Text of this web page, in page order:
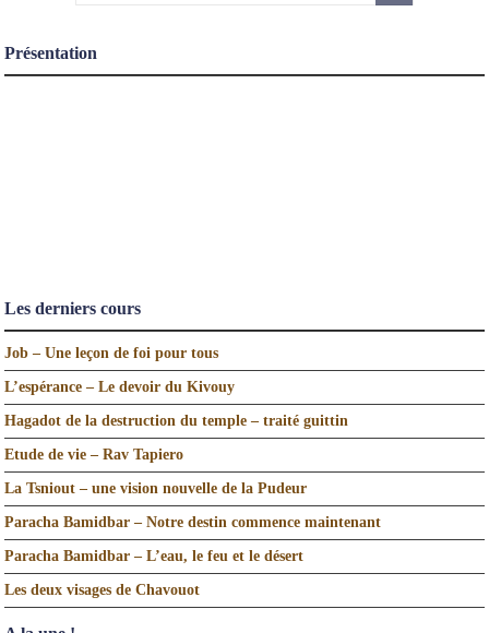
Présentation
Les derniers cours
Job – Une leçon de foi pour tous
L’espérance – Le devoir du Kivouy
Hagadot de la destruction du temple – traité guittin
Etude de vie – Rav Tapiero
La Tsniout – une vision nouvelle de la Pudeur
Paracha Bamidbar – Notre destin commence maintenant
Paracha Bamidbar – L’eau, le feu et le désert
Les deux visages de Chavouot